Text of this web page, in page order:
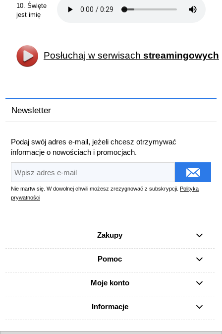
10. Święte
jest imię
Posłuchaj w serwisach streamingowych
Newsletter
Podaj swój adres e-mail, jeżeli chcesz otrzymywać
informacje o nowościach i promocjach.
Nie martw się. W dowolnej chwili możesz zrezygnować z subskrypcji.
Polityka
prywatności
Zakupy
Pomoc
Moje konto
Informacje